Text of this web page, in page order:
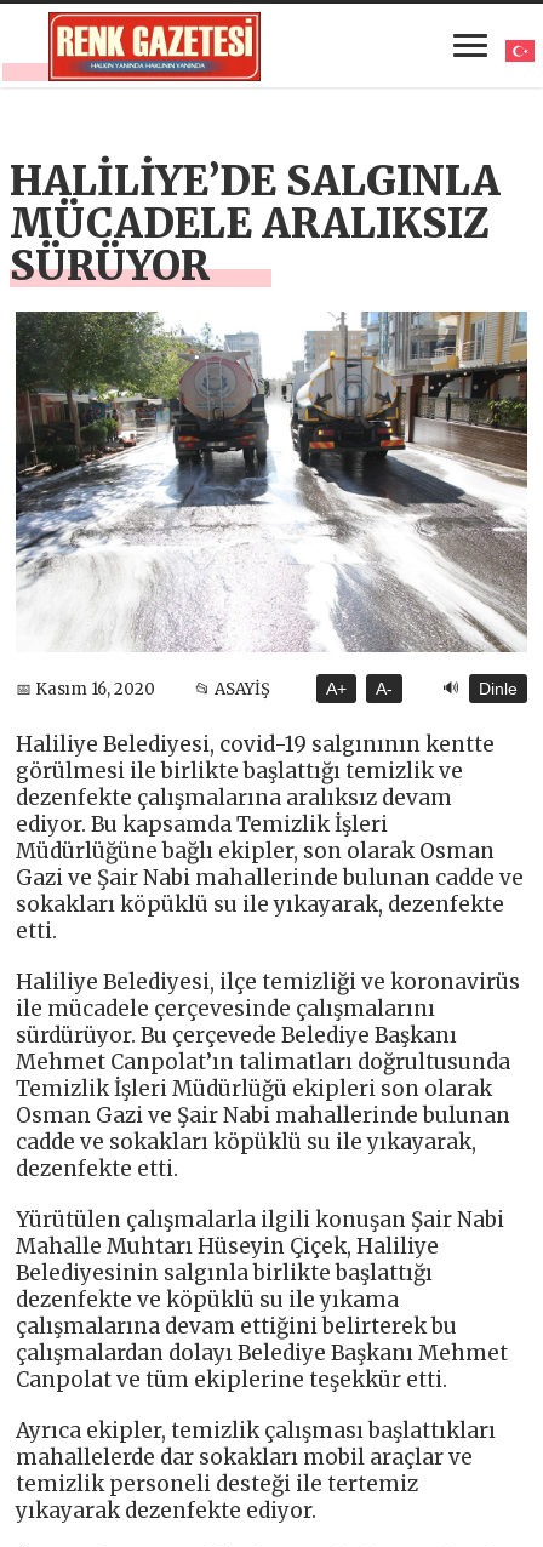
HALİLİYE’DE SALGINLA
MÜCADELE ARALIKSIZ
SÜRÜYOR
📅 Kasım 16, 2020 📂 ASAYİŞ A+ A- 🔊 Dinle
Haliliye Belediyesi, covid-19 salgınının kentte
görülmesi ile birlikte başlattığı temizlik ve
dezenfekte çalışmalarına aralıksız devam
ediyor. Bu kapsamda Temizlik İşleri
Müdürlüğüne bağlı ekipler, son olarak Osman
Gazi ve Şair Nabi mahallerinde bulunan cadde ve
sokakları köpüklü su ile yıkayarak, dezenfekte
etti.
Haliliye Belediyesi, ilçe temizliği ve koronavirüs
ile mücadele çerçevesinde çalışmalarını
sürdürüyor. Bu çerçevede Belediye Başkanı
Mehmet Canpolat’ın talimatları doğrultusunda
Temizlik İşleri Müdürlüğü ekipleri son olarak
Osman Gazi ve Şair Nabi mahallerinde bulunan
cadde ve sokakları köpüklü su ile yıkayarak,
dezenfekte etti.
Yürütülen çalışmalarla ilgili konuşan Şair Nabi
Mahalle Muhtarı Hüseyin Çiçek, Haliliye
Belediyesinin salgınla birlikte başlattığı
dezenfekte ve köpüklü su ile yıkama
çalışmalarına devam ettiğini belirterek bu
çalışmalardan dolayı Belediye Başkanı Mehmet
Canpolat ve tüm ekiplerine teşekkür etti.
Ayrıca ekipler, temizlik çalışması başlattıkları
mahallelerde dar sokakları mobil araçlar ve
temizlik personeli desteği ile tertemiz
yıkayarak dezenfekte ediyor.